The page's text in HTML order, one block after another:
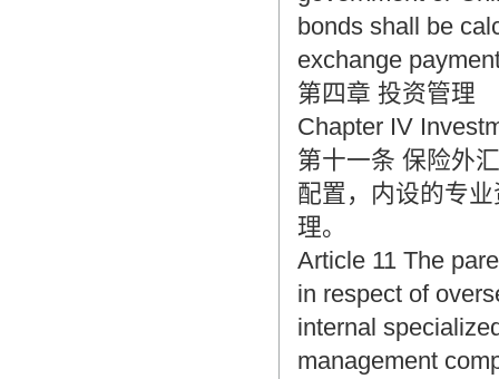
bonds shall be
exchange
第四章 投资管理
Chapter IV
第十一条 保险外
配置，内设的专
理。
Article 11 The
in respect of
internal
management